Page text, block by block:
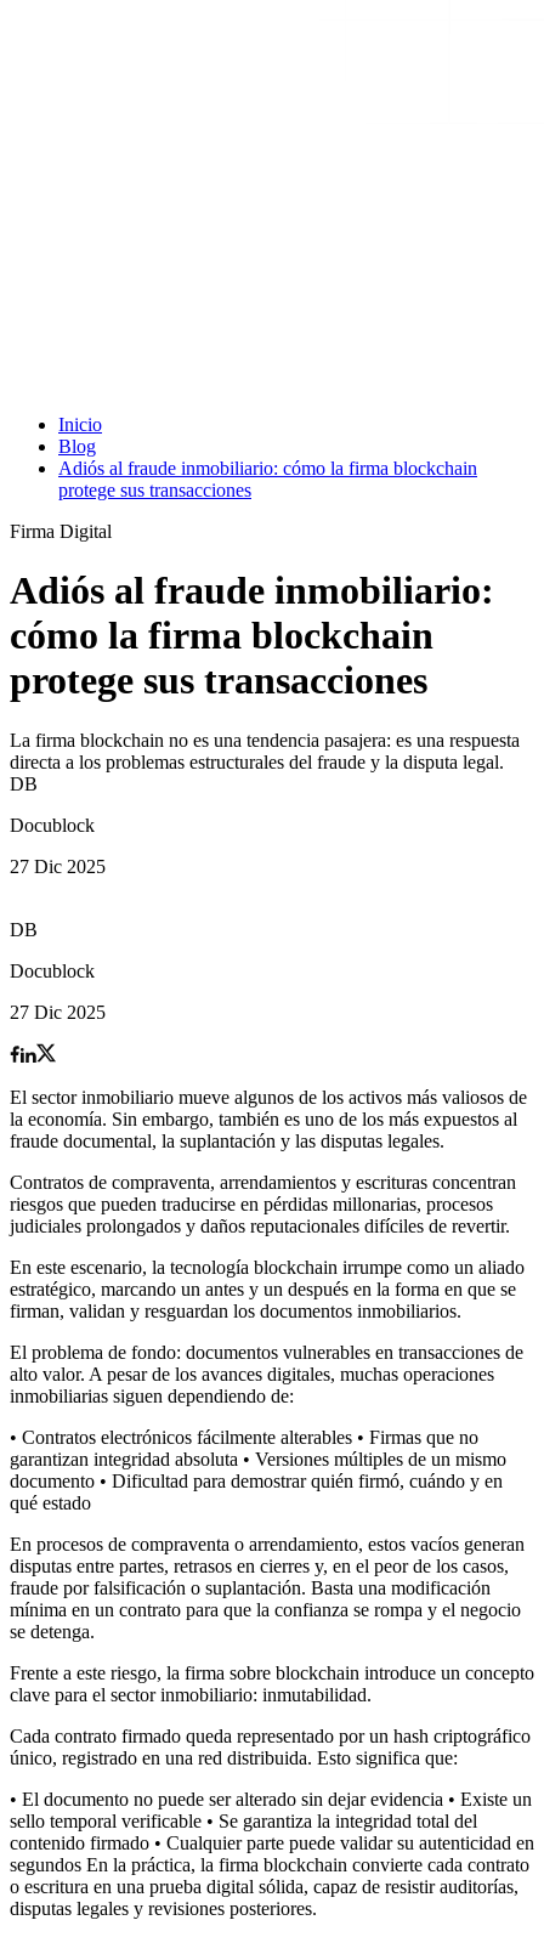
Inicio
Blog
Adiós al fraude inmobiliario: cómo la firma blockchain
protege sus transacciones
Firma Digital
Adiós al fraude inmobiliario:
cómo la firma blockchain
protege sus transacciones
La firma blockchain no es una tendencia pasajera: es una respuesta
directa a los problemas estructurales del fraude y la disputa legal.
DB
Docublock
27 Dic 2025
DB
Docublock
27 Dic 2025
El sector inmobiliario mueve algunos de los activos más valiosos de
la economía. Sin embargo, también es uno de los más expuestos al
fraude documental, la suplantación y las disputas legales.
Contratos de compraventa, arrendamientos y escrituras concentran
riesgos que pueden traducirse en pérdidas millonarias, procesos
judiciales prolongados y daños reputacionales difíciles de revertir.
En este escenario, la tecnología blockchain irrumpe como un aliado
estratégico, marcando un antes y un después en la forma en que se
firman, validan y resguardan los documentos inmobiliarios.
El problema de fondo: documentos vulnerables en transacciones de
alto valor. A pesar de los avances digitales, muchas operaciones
inmobiliarias siguen dependiendo de:
• Contratos electrónicos fácilmente alterables • Firmas que no
garantizan integridad absoluta • Versiones múltiples de un mismo
documento • Dificultad para demostrar quién firmó, cuándo y en
qué estado
En procesos de compraventa o arrendamiento, estos vacíos generan
disputas entre partes, retrasos en cierres y, en el peor de los casos,
fraude por falsificación o suplantación. Basta una modificación
mínima en un contrato para que la confianza se rompa y el negocio
se detenga.
Frente a este riesgo, la firma sobre blockchain introduce un concepto
clave para el sector inmobiliario: inmutabilidad.
Cada contrato firmado queda representado por un hash criptográfico
único, registrado en una red distribuida. Esto significa que:
• El documento no puede ser alterado sin dejar evidencia • Existe un
sello temporal verificable • Se garantiza la integridad total del
contenido firmado • Cualquier parte puede validar su autenticidad en
segundos En la práctica, la firma blockchain convierte cada contrato
o escritura en una prueba digital sólida, capaz de resistir auditorías,
disputas legales y revisiones posteriores.